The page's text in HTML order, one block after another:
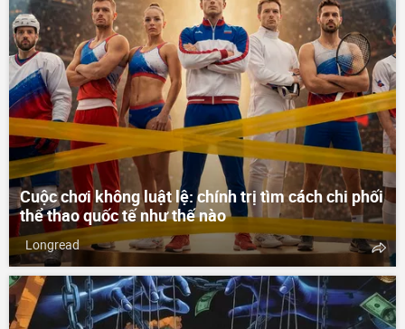
Cuộc chơi không luật lệ: chính trị tìm cách chi phối
thể thao quốc tế như thế nào
Longread